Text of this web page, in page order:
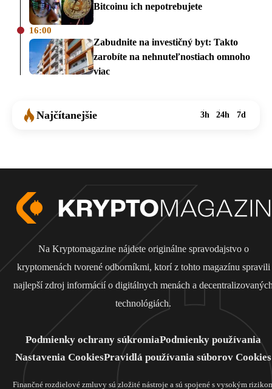
Bitcoinu ich nepotrebujete
16:00
Zabudnite na investičný byt: Takto
zarobíte na nehnuteľnostiach omnoho
viac
Najčítanejšie 3h 24h 7d
Na Kryptomagazine nájdete originálne spravodajstvo o
kryptomenách tvorené odborníkmi, ktorí z tohto magazínu spravili
najlepší zdroj informácií o digitálnych menách a
technológiách.
Podmienky ochrany súkromiaPodmienky používania
Nastavenia CookiesPravidlá používania súborov Cookies
Finančné rozdielové zmluvy sú zložité nástroje a sú spojené s vysokým